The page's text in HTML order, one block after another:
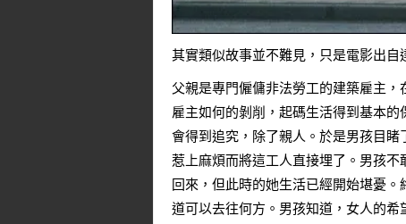
其實類似故事並不難見，只是電影出自
父親是專門僱傭非法勞工的建築雇主
雇主如何的剝削，起碼生活得到基本
會得到追究，除了親人。於是男孩目
惹上麻煩而將這工人直接埋了。男孩
回來，但此時的她生活已經開始堪憂
道可以去往何方。男孩知道，女人的希